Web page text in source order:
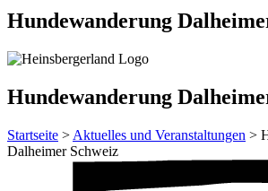
Hundewanderung
Hundewanderung
Startseite > Aktuelles und Veranstaltungen >
Dalheimer Schweiz